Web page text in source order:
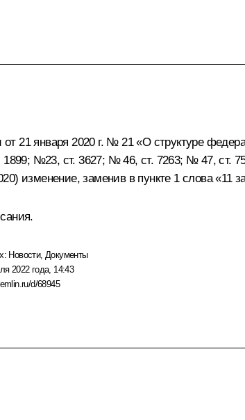
21 января 2020 г. № 21 «О структуре
№23, ст. 3627; № 46, ст. 7263; № 47, ст.
изменение, заменив в пункте 1 слова «11
Новости, Документы
2022 года, 14:43
d/68945